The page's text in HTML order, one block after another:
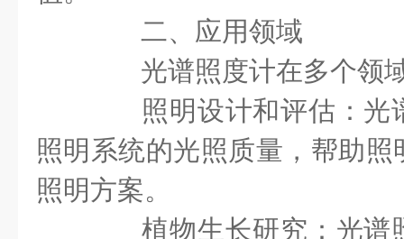
二、应用领域
光谱照度计在多个领
照明设计和评估：光
照明系统的光照质量，帮助
照明方案。
植物生长研究：光谱